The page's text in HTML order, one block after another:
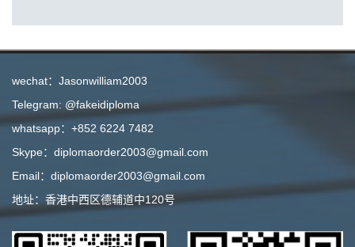
wechat：Jasonwilliam2003
Telegram: @fakeidiploma
whatsapp：+852 6224 7482
Skype：diplomaorder2003@gmail.com
Email：diplomaorder2003@gmail.com
地址：香港中西区德辅道中120号